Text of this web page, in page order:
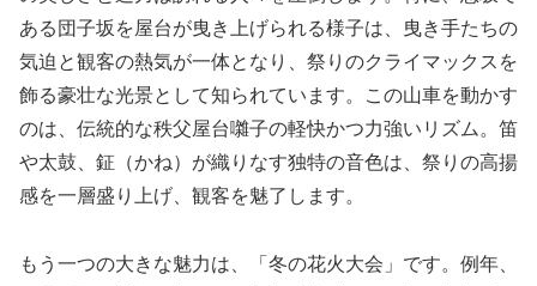
ある団子坂を屋台が曳き上げられる様子は、曳き手たちの
気迫と観客の熱気が一体となり、祭りのクライマックスを
飾る豪壮な光景として知られています。この山車を動かす
のは、伝統的な秩父屋台囃子の軽快かつ力強いリズム。笛
や太鼓、鉦（かね）が織りなす独特の音色は、祭りの高揚
感を一層盛り上げ、観客を魅了します。
もう一つの大きな魅力は、「冬の花火大会」です。例年、